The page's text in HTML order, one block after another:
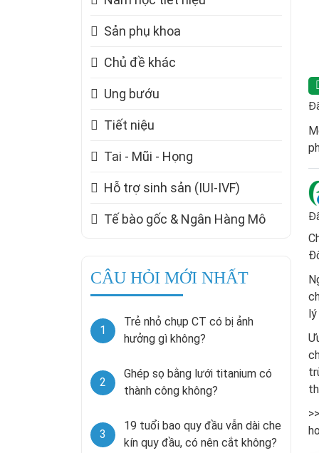
Sản phụ khoa
Chủ đề khác
Ung bướu
Tiết niệu
Tai - Mũi - Họng
Hỗ trợ sinh sản (IUI-IVF)
Tế bào gốc & Ngân Hàng Mô
CÂU HỎI MỚI NHẤT
1
Trẻ nhỏ chụp CT có bị ảnh
hưởng gì không?
2
Ghép sọ bằng lưới titanium có
thành công không?
3
19 tuổi bao quy đầu vẫn dài che
kín quy đầu, có nên cắt không?